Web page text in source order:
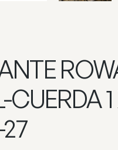
CUERDA